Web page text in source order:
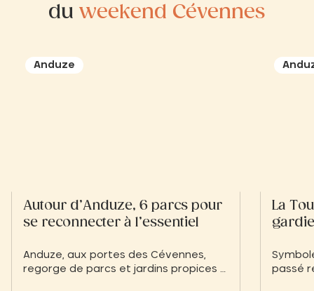
du weekend Cévennes
Anduze
Autour d’Anduze, 6 parcs pour
se reconnecter à l’essentiel
Anduze, aux portes des Cévennes,
regorge de parcs et jardins propices à
La
passé